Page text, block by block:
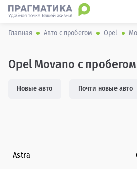
Главная Авто с пробегом Opel
Opel Movano с
Новые авто Почти новые авто
Astra